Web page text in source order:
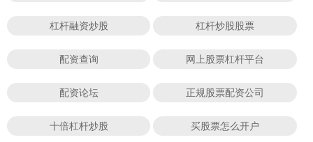
杠杆融资炒股 杠杆炒股股票
配资查询 网上股票杠杆平台
配资论坛 正规股票配资公司
十倍杠杆炒股 买股票怎么开户